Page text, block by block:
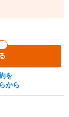
を
から